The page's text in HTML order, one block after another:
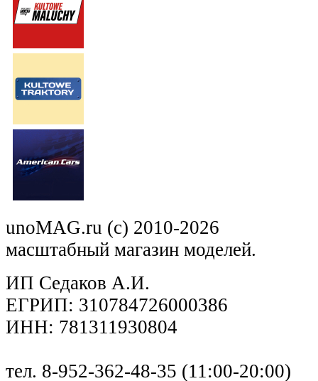
unoMAG.ru (c) 2010-2026
масштабный магазин моделей.
ИП Седаков А.И.
ЕГРИП: 310784726000386
ИНН: 781311930804
тел. 8-952-362-48-35 (11:00-20:00)